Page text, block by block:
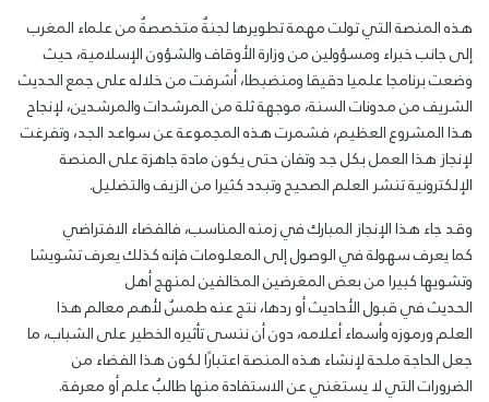
هذه المنصة التي تولت مهمة تطويرها لجنةٌ متخصصةٌ من علماء المغرب
إلى جانب خبراء ومسؤولين من وزارة الأوقاف والشؤون الإسلامية، حيث
وضعت برنامجا علميا دقيقا ومنضبطا، أشرفت من خلاله على جمع الحديث
الشريف من مدونات السنة، موجهة ثلة من المرشدات والمرشدين، لإنجاح
هذا المشروع العظيم، فشمرت هذه المجموعة عن سواعد الجد، وتفرغت
لإنجاز هذا العمل بكل جد وتفان حتى يكون مادة جاهزة على المنصة
الإلكترونية تنشر العلم الصحيح وتبدد كثيرا من الزيف والتضليل.
وقد جاء هذا الإنجاز المبارك في زمنه المناسب، فالفضاء الافتراضي
كما يعرف سهولة في الوصول إلى المعلومات فإنه كذلك يعرف تشويشا
وتشويها كبيرا من بعض المغرضين المخالفين لمنهج أهل
الحديث في قبول الأحاديث أو ردها، نتج عنه طمسٌ لأهم معالم هذا
العلم ورموزه وأسماء أعلامه، دون أن ننسى تأثيره الخطير على الشباب، ما
جعل الحاجة ملحة لإنشاء هذه المنصة اعتبارًا لكون هذا الفضاء من
الضرورات التي لا يستغني عن الاستفادة منها طالبُ علم أو معرفة.